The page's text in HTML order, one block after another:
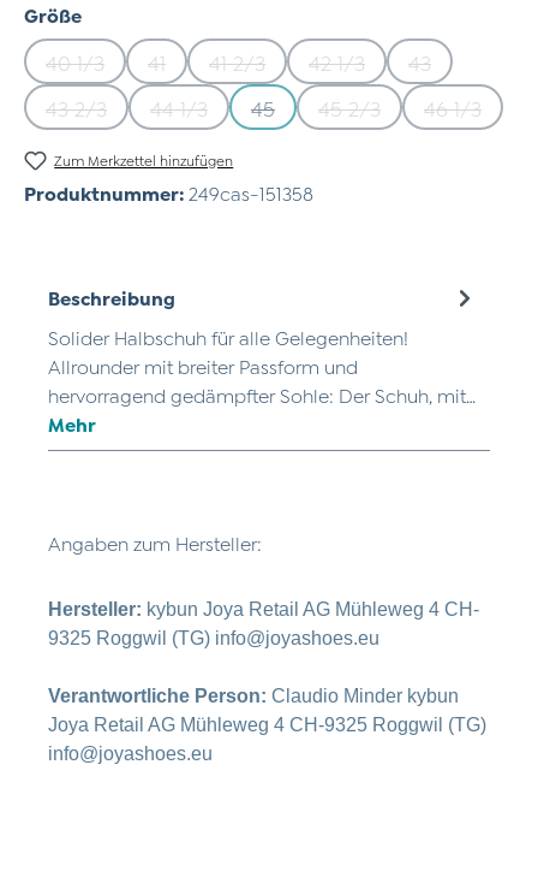
Größeauswählen
40 1/3(Diese Option ist zurzeit nicht verfügbar.)
41(Diese Option ist zurzeit nicht verfügbar.)
41 2/3(Diese Option ist zurzeit nicht
42 1/3(Diese Option ist
43(Diese
43 2/3(Diese Option ist zurzeit nicht verfügbar.)
44 1/3(Diese Option ist zurzeit nicht verfügbar.)
45(Diese Option ist zurzeit nicht
45 2/3(Diese Option ist
46 1/3(Diese
Zum Merkzettel hinzufügen
Produktnummer: 249cas-151358
Beschreibung
Solider Halbschuh für alle Gelegenheiten!
Allrounder mit breiter Passform und
hervorragend gedämpfter Sohle: Der Schuh, mit…
Mehr
Angaben zum Hersteller:
Hersteller: kybun Joya Retail AG Mühleweg 4 CH-
9325 Roggwil (TG) info@joyashoes.eu
Verantwortliche Person: Claudio Minder kybun
Joya Retail AG Mühleweg 4 CH-9325 Roggwil (TG)
info@joyashoes.eu